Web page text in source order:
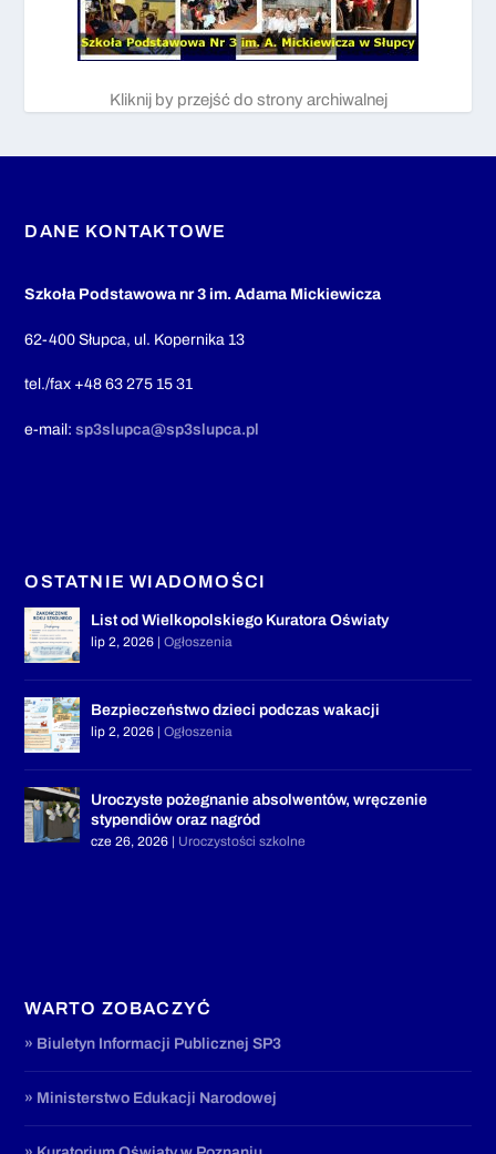
Kliknij by przejść do strony archiwalnej
DANE KONTAKTOWE
Szkoła Podstawowa nr 3 im. Adama Mickiewicza
62-400 Słupca, ul. Kopernika 13
tel./fax +48 63 275 15 31
e-mail:sp3slupca@sp3slupca.pl
OSTATNIE WIADOMOŚCI
List od Wielkopolskiego Kuratora Oświaty
lip 2, 2026 |Ogłoszenia
Bezpieczeństwo dzieci podczas wakacji
lip 2, 2026 |Ogłoszenia
Uroczyste pożegnanie absolwentów, wręczenie
stypendiów oraz nagród
cze 26, 2026 | Uroczystości szkolne
WARTO ZOBACZYĆ
» Biuletyn Informacji Publicznej SP3
» Ministerstwo Edukacji Narodowej